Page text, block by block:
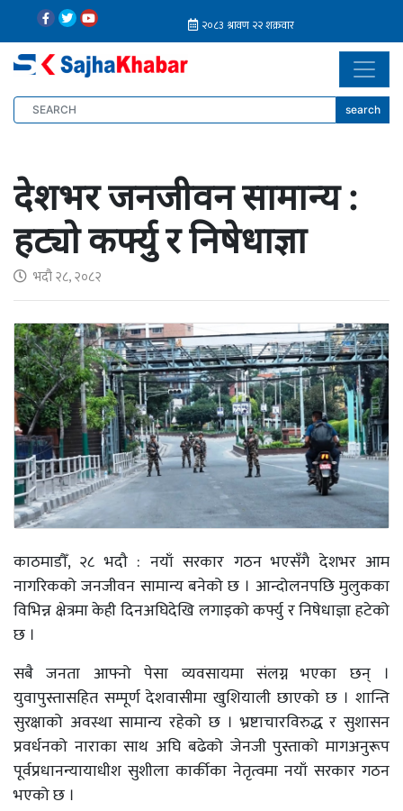
search
देशभर जनजीवन सामान्य :
हट्यो कर्फ्यु र निषेधाज्ञा
भदौ २८, २०८२
काठमाडौँ, २८ भदौ : नयाँ सरकार गठन भएसँगै देशभर आम
नागरिकको जनजीवन सामान्य बनेको छ । आन्दोलनपछि मुलुकका
विभिन्न क्षेत्रमा केही दिनअघिदेखि लगाइको कर्फ्यु र निषेधाज्ञा हटेको
छ ।
सबै जनता आफ्नो पेसा व्यवसायमा संलग्न भएका छन् ।
युवापुस्तासहित सम्पूर्ण देशवासीमा खुशियाली छाएको छ । शान्ति
सुरक्षाको अवस्था सामान्य रहेको छ । भ्रष्टाचारविरुद्ध र सुशासन
प्रवर्धनको नाराका साथ अघि बढेको जेनजी पुस्ताको मागअनुरूप
पूर्वप्रधानन्यायाधीश सुशीला कार्कीका नेतृत्वमा नयाँ सरकार गठन
भएको छ ।